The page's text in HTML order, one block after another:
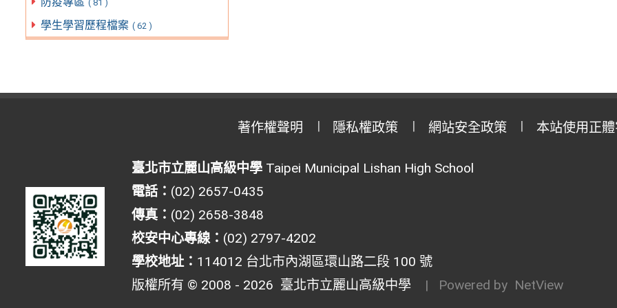
( 81 )
學生學習歷程檔案 ( 62 )
著作權聲明 隱私權政策 網站安全政策 本站使用正
臺北市立麗山高級中學Taipei Municipal Lishan High School
電話： (02) 2657-0435
傳真： (02) 2658-3848
校安中心專線： (02) 2797-4202
學校地址： 114012 台北市內湖區環山路二段 100 號
版權所有 © 2008 - 2026 臺北市立麗山高級中學 | Powered by NetView